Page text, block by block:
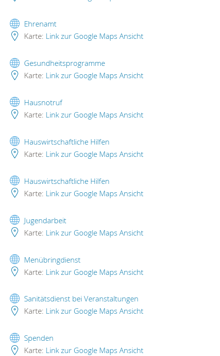
Ehrenamt
Karte: Link zur Google Maps Ansicht
Gesundheitsprogramme
Karte: Link zur Google Maps Ansicht
Hausnotruf
Karte: Link zur Google Maps Ansicht
Hauswirtschaftliche Hilfen
Karte: Link zur Google Maps Ansicht
Hauswirtschaftliche Hilfen
Karte: Link zur Google Maps Ansicht
Jugendarbeit
Karte: Link zur Google Maps Ansicht
Menübringdienst
Karte: Link zur Google Maps Ansicht
Sanitätsdienst bei Veranstaltungen
Karte: Link zur Google Maps Ansicht
Spenden
Karte: Link zur Google Maps Ansicht